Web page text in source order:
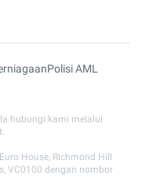
Polisi AML
hubungi kami melalui
House, Richmond Hill
VC0100 dengan nombor